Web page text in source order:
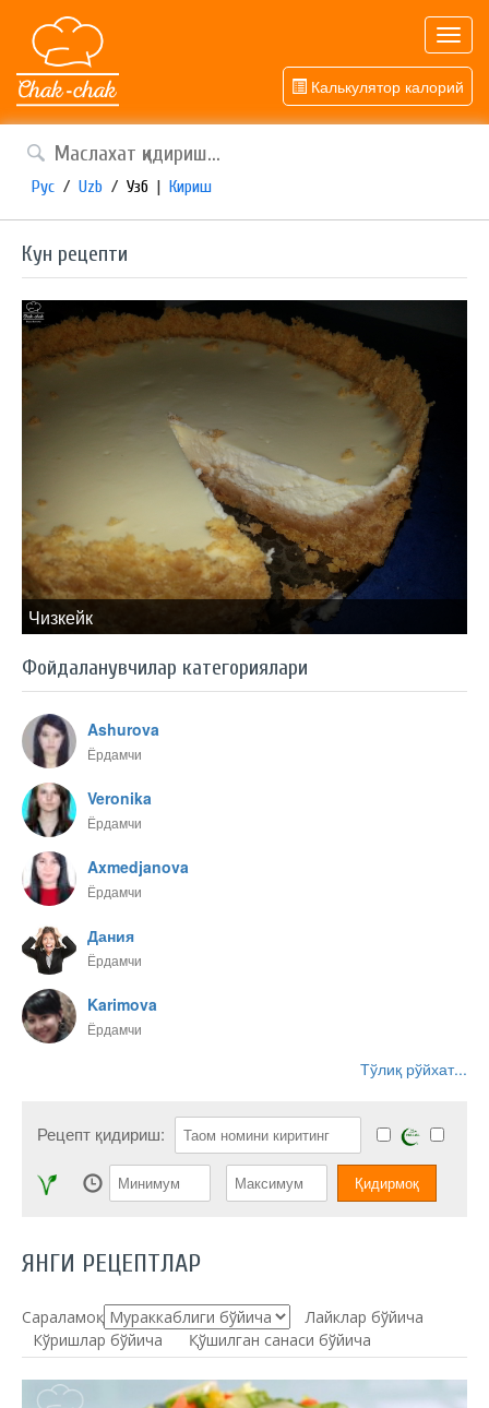
Калькулятор калорий
Рус / Uzb / Узб | Кириш
Кун рецепти
Чизкейк
Фойдаланувчилар категориялари
Ashurova
Ёрдамчи
Veronika
Ёрдамчи
Axmedjanova
Ёрдамчи
Дания
Ёрдамчи
Karimova
Ёрдамчи
Тўлиқ рўйхат...
Рецепт қидириш:
ЯНГИ РЕЦЕПТЛАР
Сараламоқ:
Лайклар бўйича
Кўришлар бўйича
Қўшилган санаси бўйича